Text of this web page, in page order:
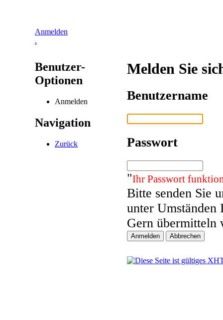
Anmelden
.
Benutzer-
Optionen
Anmelden
Navigation
Zurück
Melden Sie
Benutzername
Passwort
"Ihr Passwort
Bitte senden Sie
unter Umständen
Gern übermitteln